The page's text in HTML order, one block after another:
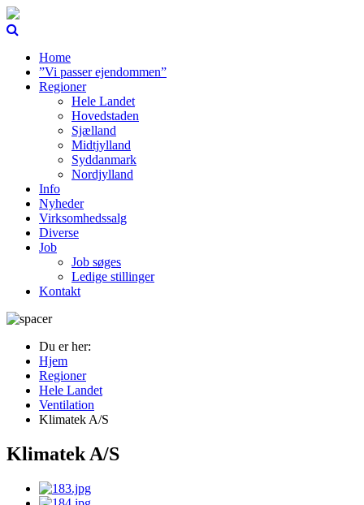
Home
”Vi passer ejendommen”
Regioner
Hele Landet
Hovedstaden
Sjælland
Midtjylland
Syddanmark
Nordjylland
Info
Nyheder
Virksomhedssalg
Diverse
Job
Job søges
Ledige stillinger
Kontakt
Du er her:
Hjem
Regioner
Hele Landet
Ventilation
Klimatek A/S
Klimatek A/S